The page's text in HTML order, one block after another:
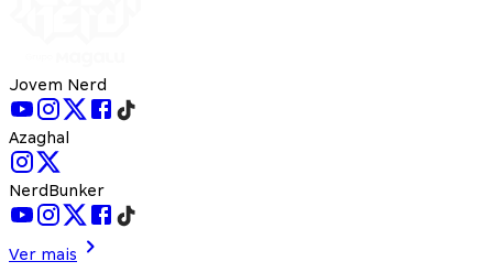
Jovem Nerd
Azaghal
NerdBunker
Ver mais